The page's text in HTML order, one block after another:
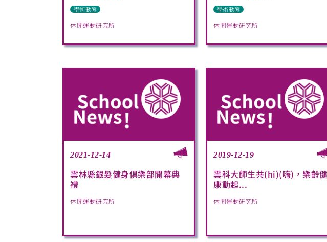
學術動態
休閒運動研究所
學術動態
休閒運動研究所
2021-12-14
雲林縣銀髮健身俱樂部開幕典
禮
休閒運動研究所
2019-12-19
雲科大師生共(hi)(嗨)，樂齡健
康動起...
休閒運動研究所